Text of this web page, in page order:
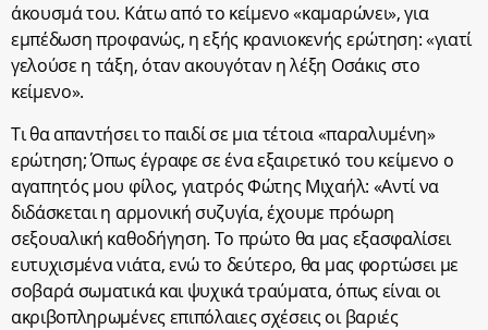
άκουσμά του. Κάτω από το κείμενο «καμαρώνει», για
εμπέδωση προφανώς, η εξής κρανιοκενής ερώτηση: «γιατί
γελούσε η τάξη, όταν ακουγόταν η λέξη Οσάκις στο
κείμενο».
Τι θα απαντήσει το παιδί σε μια τέτοια «παραλυμένη»
ερώτηση; Όπως έγραφε σε ένα εξαιρετικό του κείμενο ο
αγαπητός μου φίλος, γιατρός Φώτης Μιχαήλ: «Αντί να
διδάσκεται η αρμονική συζυγία, έχουμε πρόωρη
σεξουαλική καθοδήγηση. Το πρώτο θα μας εξασφαλίσει
ευτυχισμένα νιάτα, ενώ το δεύτερο, θα μας φορτώσει με
σοβαρά σωματικά και ψυχικά τραύματα, όπως είναι οι
ακριβοπληρωμένες επιπόλαιες σχέσεις οι βαριές